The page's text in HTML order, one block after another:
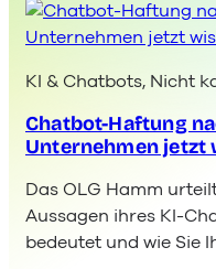
KI & Chatbots, Nicht
Chatbot-Haftung
Unternehmen jetzt
Das OLG Hamm
Aussagen ihres KI-
bedeutet und wie Sie